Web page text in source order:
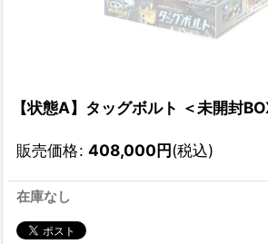
【状態A】タッグボルト ＜未開封
販売価格: 408,000円(税込)
在庫なし